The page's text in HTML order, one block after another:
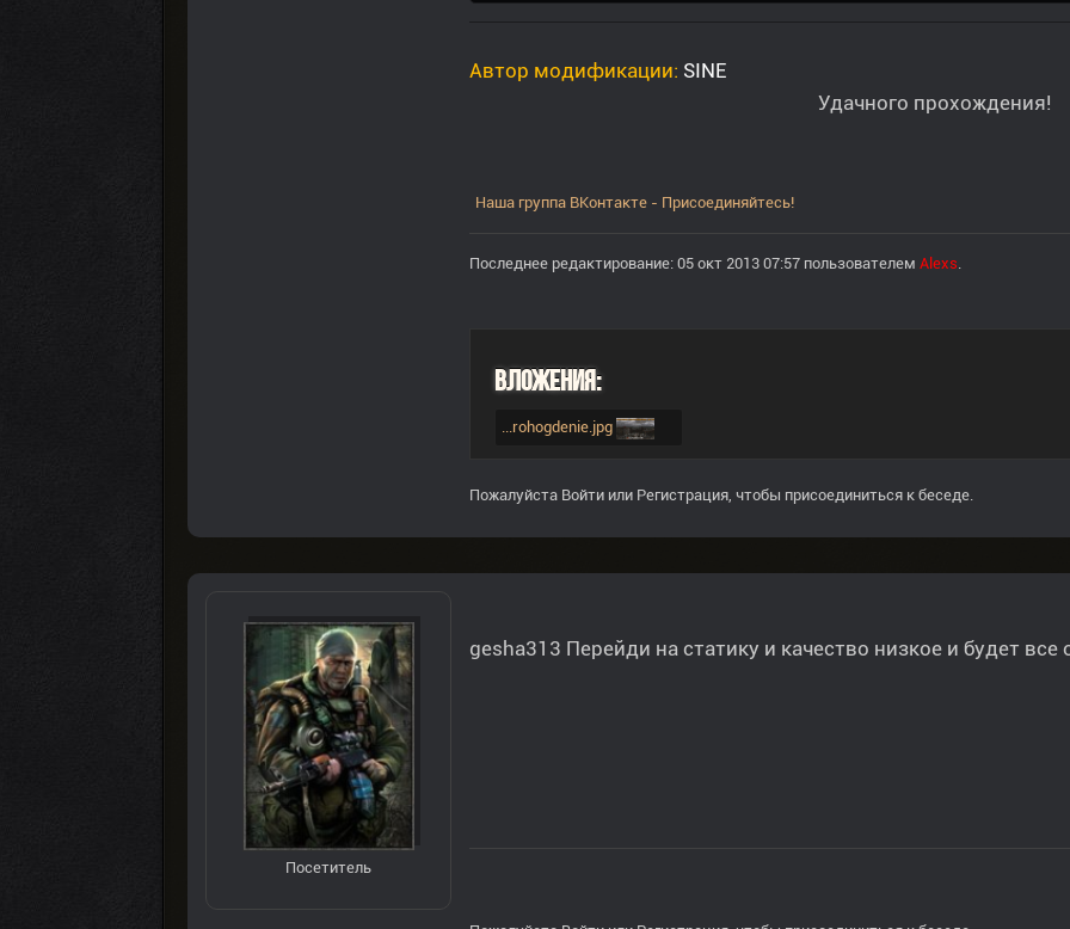
Автор модификации: SINE
Удачного прохождения!
Наша группа ВКонтакте - Присоединяйтесь!
Последнее редактирование: 05 окт 2013 07:57 пользователем Alexs.
Вложения:
...rohogdenie.jpg
Пожалуйста Войти или Регистрация, чтобы присоединиться к беседе.
Посетитель
gesha313 Перейди на статику и качество низкое и будет все